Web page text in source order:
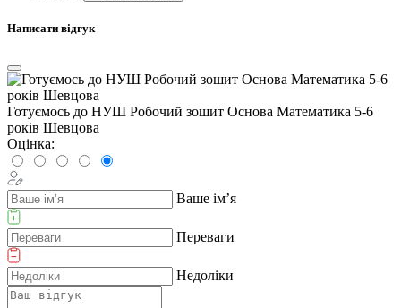
Написати відгук
Готуємось до НУШ Робочий зошит Основа Математика 5-6
років Шевцова
Оцінка:
Ваше ім’я
Переваги
Недоліки